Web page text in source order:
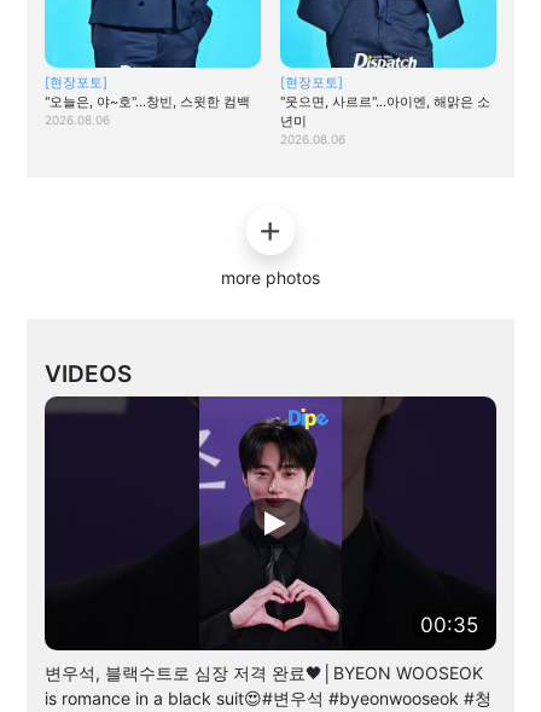
[현장포토]
"오늘은, 야~호"…창빈, 스윗한 컴백
2026.08.06
[현장포토]
"웃으면, 사르르"…아이엔, 해맑은 소
년미
2026.08.06
more photos
VIDEOS
00:35
변우석, 블랙수트로 심장 저격 완료🖤│BYEON WOOSEOK
is romance in a black suit😍#변우석 #byeonwooseok #청